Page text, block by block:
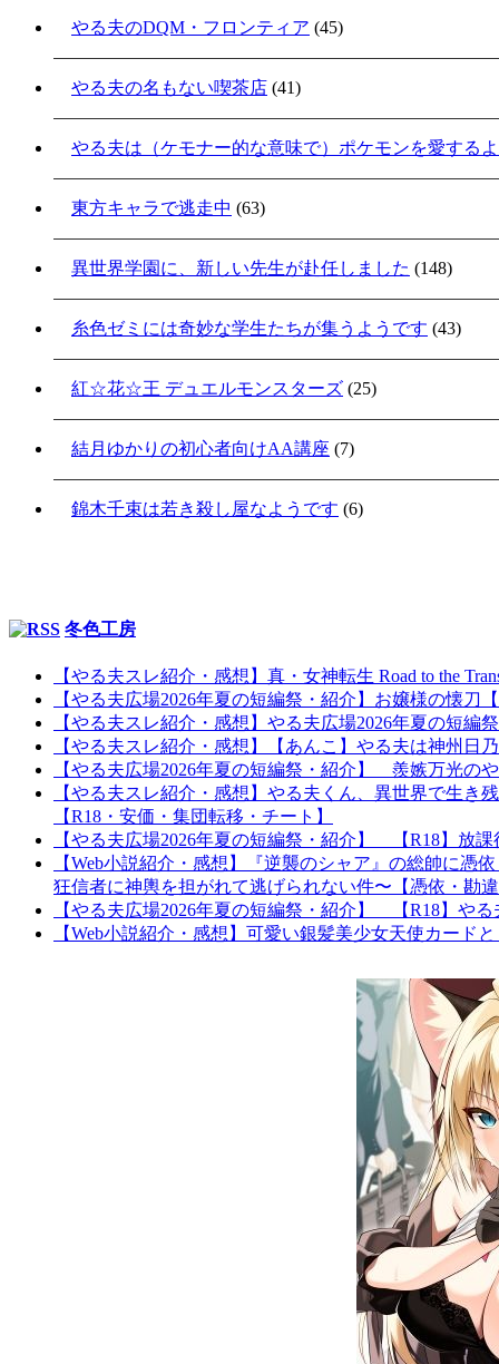
やる夫のDQM・フロンティア (45)
やる夫の名もない喫茶店 (41)
やる夫は（ケモナー的な意味で）ポケモンを愛する
東方キャラで逃走中 (63)
異世界学園に、新しい先生が赴任しました (148)
糸色ゼミには奇妙な学生たちが集うようです (43)
紅☆花☆王 デュエルモンスターズ (25)
結月ゆかりの初心者向けAA講座 (7)
錦木千束は若き殺し屋なようです (6)
冬色工房
【やる夫スレ紹介・感想】真・女神転生 Road to the
【やる夫広場2026年夏の短編祭・紹介】お嬢様の懐
【やる夫スレ紹介・感想】やる夫広場2026年夏の短
【やる夫スレ紹介・感想】【あんこ】やる夫は神州
【やる夫広場2026年夏の短編祭・紹介】 羨嫉万光の
【やる夫スレ紹介・感想】やる夫くん、異世界で生
【R18・安価・集団転移・チート】
【やる夫広場2026年夏の短編祭・紹介】 【R18】放
【Web小説紹介・感想】『逆襲のシャア』の総帥に
狂信者に神輿を担がれて逃げられない件〜【憑依・勘
【やる夫広場2026年夏の短編祭・紹介】 【R18】や
【Web小説紹介・感想】可愛い銀髪美少女天使カード